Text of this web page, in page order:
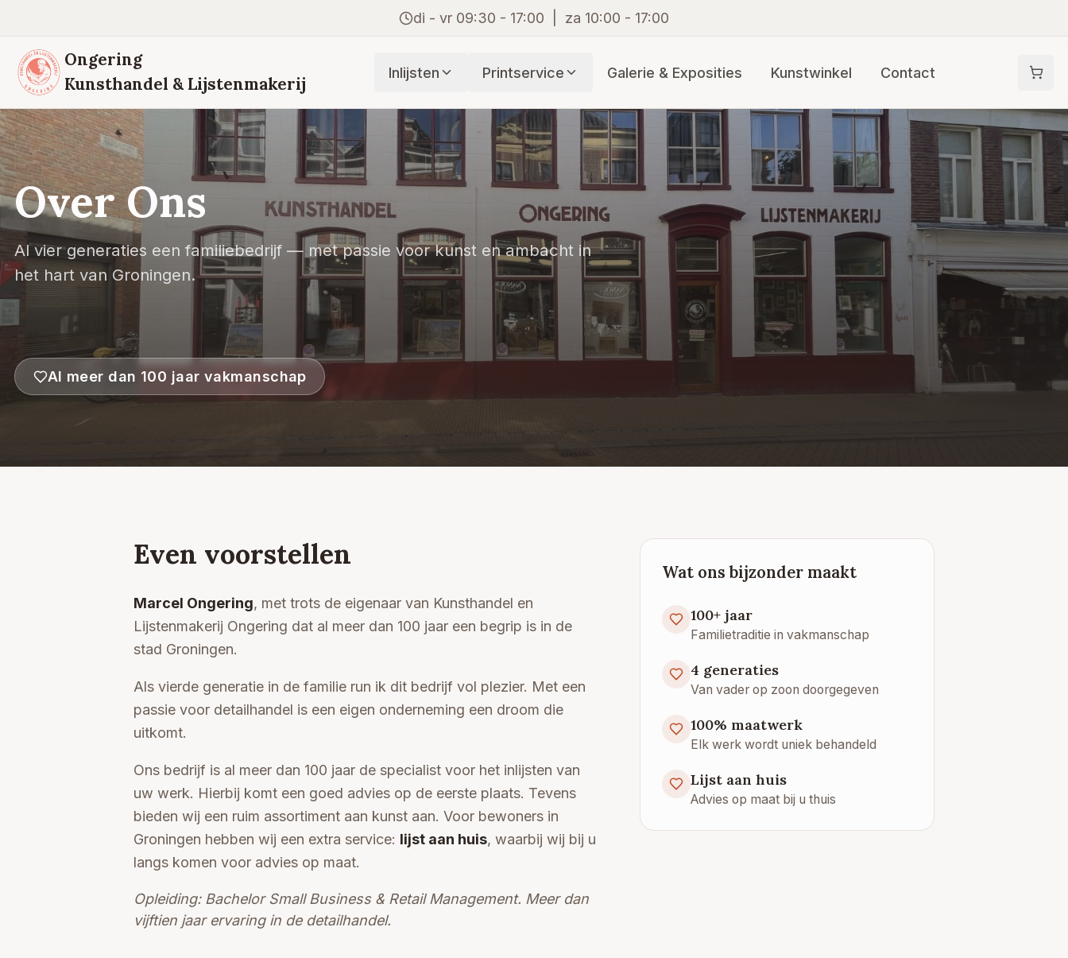
di - vr 09:30 - 17:00 | za 10:00 - 17:00
Ongering
Kunsthandel & Lijstenmakerij
Inlijsten Printservice Galerie & Exposities Kunstwinkel Contact
Over Ons
Al vier generaties een familiebedrijf — met passie voor kunst en ambacht in
het hart van Groningen.
Al meer dan 100 jaar vakmanschap
Even voorstellen
Marcel Ongering, met trots de eigenaar van Kunsthandel en
Lijstenmakerij Ongering dat al meer dan 100 jaar een begrip is in de
stad Groningen.
Als vierde generatie in de familie run ik dit bedrijf vol plezier. Met een
passie voor detailhandel is een eigen onderneming een droom die
uitkomt.
Ons bedrijf is al meer dan 100 jaar de specialist voor het inlijsten van
uw werk. Hierbij komt een goed advies op de eerste plaats. Tevens
bieden wij een ruim assortiment aan kunst aan. Voor bewoners in
Groningen hebben wij een extra service: lijst aan huis, waarbij wij bij u
langs komen voor advies op maat.
Opleiding: Bachelor Small Business & Retail Management. Meer dan
vijftien jaar ervaring in de detailhandel.
Wat ons bijzonder maakt
100+ jaar
Familietraditie in vakmanschap
4 generaties
Van vader op zoon doorgegeven
100% maatwerk
Elk werk wordt uniek behandeld
Lijst aan huis
Advies op maat bij u thuis